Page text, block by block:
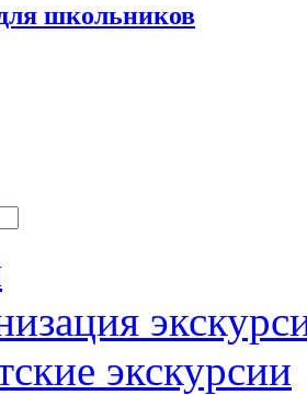
школьников
экскурсии